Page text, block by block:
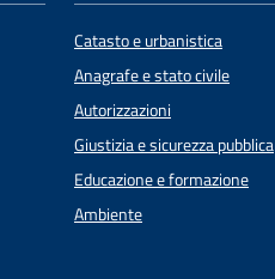
Catasto e urbanistica
Anagrafe e stato civile
Autorizzazioni
Giustizia e sicurezza pubblica
Educazione e formazione
Ambiente